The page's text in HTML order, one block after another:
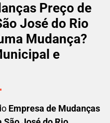
Preço de
José do Rio
Mudança?
e
Empresa de Mudanças